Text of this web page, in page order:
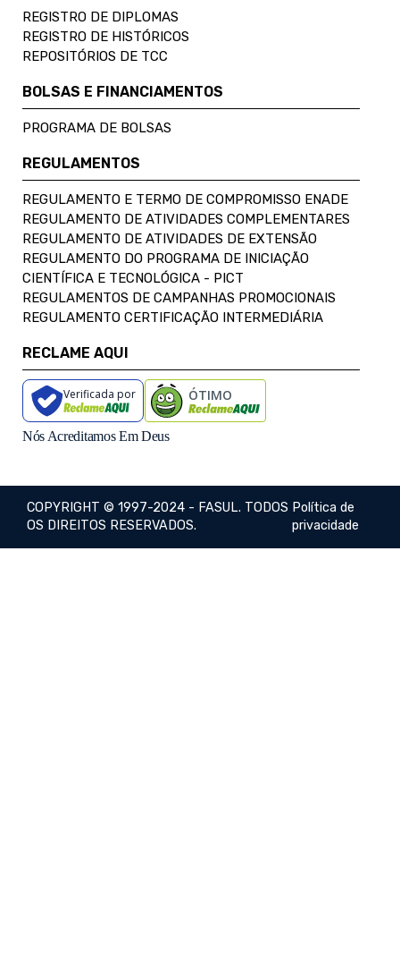
REGISTRO DE DIPLOMAS
REGISTRO DE HISTÓRICOS
REPOSITÓRIOS DE TCC
BOLSAS E FINANCIAMENTOS
PROGRAMA DE BOLSAS
REGULAMENTOS
REGULAMENTO E TERMO DE COMPROMISSO ENADE
REGULAMENTO DE ATIVIDADES COMPLEMENTARES
REGULAMENTO DE ATIVIDADES DE EXTENSÃO
REGULAMENTO DO PROGRAMA DE INICIAÇÃO
CIENTÍFICA E TECNOLÓGICA - PICT
REGULAMENTOS DE CAMPANHAS PROMOCIONAIS
REGULAMENTO CERTIFICAÇÃO INTERMEDIÁRIA
RECLAME AQUI
Verificada por ÓTIMO
Nós Acreditamos Em Deus
COPYRIGHT © 1997-2024 - FASUL. TODOS
OS DIREITOS RESERVADOS.
Política de
privacidade